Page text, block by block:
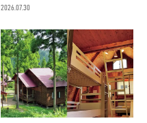
2026.07.30